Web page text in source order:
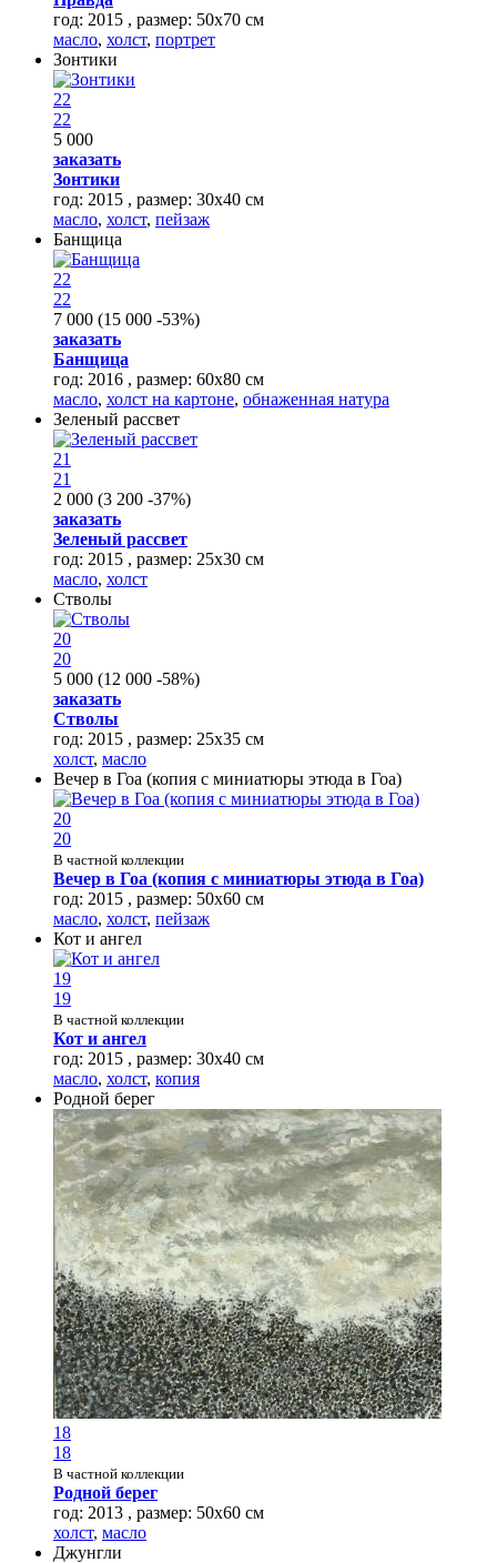
год: 2015 , размер: 50х70 см
масло, холст, портрет
Зонтики
22
22
5 000
заказать
Зонтики
год: 2015 , размер: 30х40 см
масло, холст, пейзаж
Банщица
22
22
7 000 (15 000 -53%)
заказать
Банщица
год: 2016 , размер: 60х80 см
масло, холст на картоне, обнаженная натура
Зеленый рассвет
21
21
2 000 (3 200 -37%)
заказать
Зеленый рассвет
год: 2015 , размер: 25х30 см
масло, холст
Стволы
20
20
5 000 (12 000 -58%)
заказать
Стволы
год: 2015 , размер: 25х35 см
холст, масло
Вечер в Гоа (копия с миниатюры этюда в Гоа)
20
20
В частной коллекции
Вечер в Гоа (копия с миниатюры этюда в Гоа)
год: 2015 , размер: 50х60 см
масло, холст, пейзаж
Кот и ангел
19
19
В частной коллекции
Кот и ангел
год: 2015 , размер: 30х40 см
масло, холст, копия
Родной берег
18
18
В частной коллекции
Родной берег
год: 2013 , размер: 50х60 см
холст, масло
Джунгли